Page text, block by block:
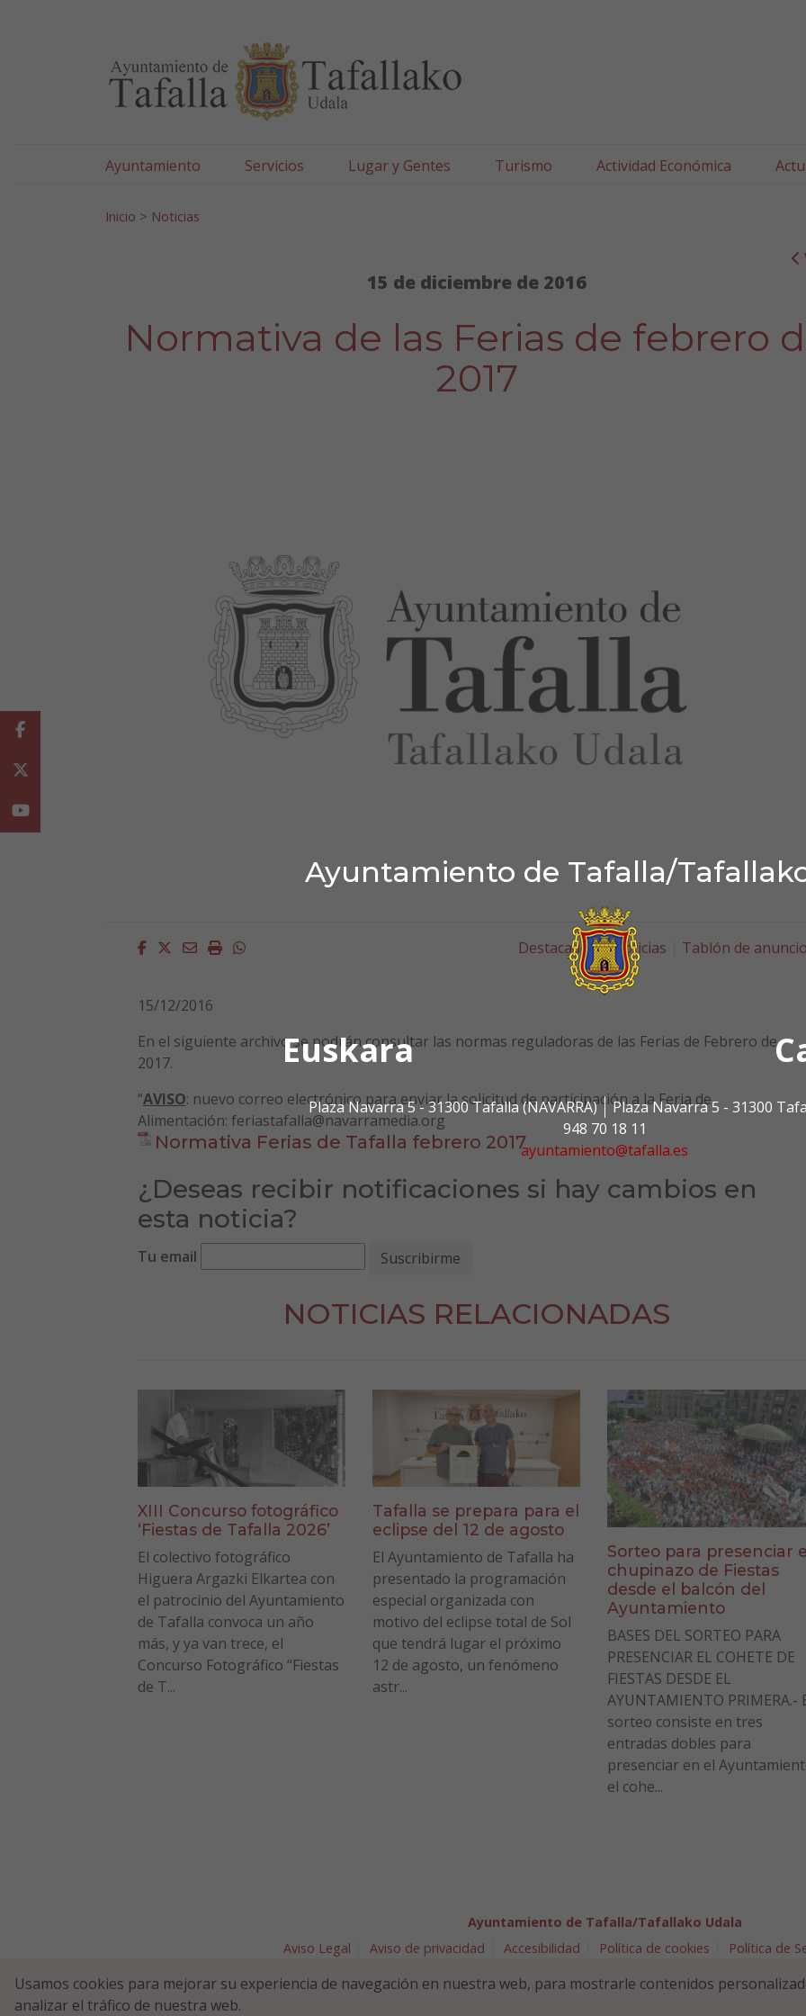
Ayuntamiento de Tafalla/
Euskara
Plaza Navarra 5 - 31300 Tafalla (NAVARRA)
Plaza Navarra 5 - 31300
948 70 18 11
ayuntamiento@tafalla.es
Ayuntamiento Servicios Lugar y Gentes Turismo Actividad Económica
Inicio > Noticias
15 de diciembre de 2016
Normativa de las Ferias de febrero
2017
Facebook
Twitter
EmailImprimirWhatsapp Destacados Noticias Tablón de
15/12/2016
En el siguiente archivo se podrán consultar las normas reguladoras de las Ferias de Febrero de
2017.
“AVISO: nuevo correo electrónico para enviar la solicitud de participación a la Feria de
Alimentación: feriastafalla@navarramedia.org
Normativa Ferias de Tafalla febrero 2017
¿Deseas recibir notificaciones si hay cambios en
esta noticia?
Tu email
NOTICIAS RELACIONADAS
XIII Concurso fotográfico
‘Fiestas de Tafalla 2026’
El colectivo fotográfico
Higuera Argazki Elkartea con
el patrocinio del Ayuntamiento
de Tafalla convoca un año
más, y ya van trece, el
Concurso Fotográfico “Fiestas
de T...
Tafalla se prepara para el
eclipse del 12 de agosto
El Ayuntamiento de Tafalla ha
presentado la programación
especial organizada con
motivo del eclipse total de Sol
que tendrá lugar el próximo
12 de agosto, un fenómeno
astr...
Sorteo para presenciar
chupinazo de Fiestas
desde el balcón del
Ayuntamiento
BASES DEL SORTEO PARA
PRESENCIAR EL COHETE DE
FIESTAS DESDE EL
AYUNTAMIENTO PRIMERA.-
sorteo consiste en tres
entradas dobles para
presenciar en el
el cohe...
Facebook
Youtube
Ayuntamiento de Tafalla/Tafallako Udala
Aviso Legal
Aviso de privacidad Accesibilidad Política de cookies
Política de
Plaza Navarra 5 - 31300 Tafalla (NAVARRA)
948 70 18 11
Usamos cookies para mejorar su experiencia de navegación en nuestra web, para mostrarle contenidos
analizar el tráfico de nuestra web.